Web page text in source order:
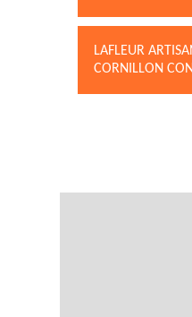
LAFLEUR
CORNILLON